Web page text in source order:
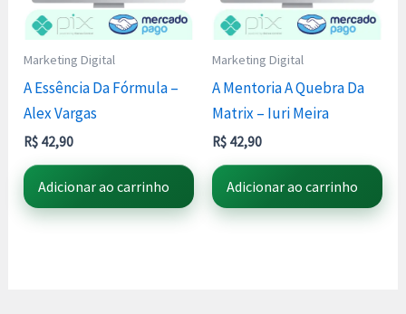
Marketing Digital
A Essência Da Fórmula –
Alex Vargas
R$ 42,90
Adicionar ao carrinho
Marketing Digital
A Mentoria A Quebra Da
Matrix – Iuri Meira
R$ 42,90
Adicionar ao carrinho